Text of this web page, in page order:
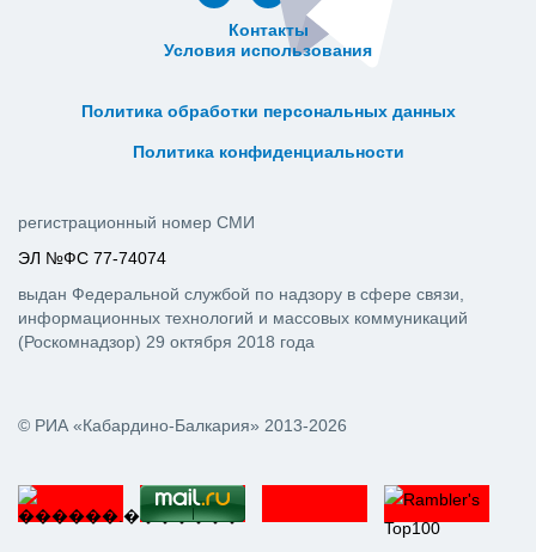
Контакты
Условия использования
Политика обработки персональных данных
Политика конфиденциальности
© РИА «Кабардино-Балкария» 2013-2026
регистрационный номер СМИ
ЭЛ №ФС 77-74074
выдан Федеральной службой по надзору в сфере связи,
информационных технологий и массовых коммуникаций
(Роскомнадзор) 29 октября 2018 года